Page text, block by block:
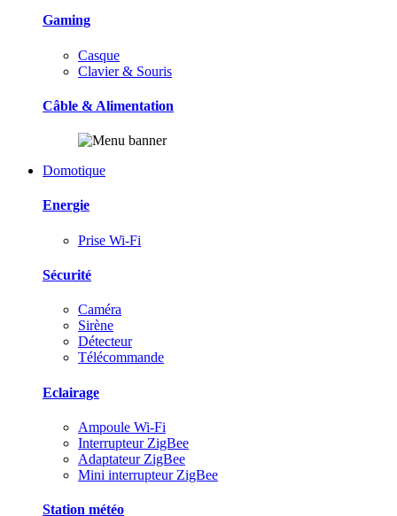
Gaming
Casque
Clavier & Souris
Câble & Alimentation
Domotique
Energie
Prise Wi-Fi
Sécurité
Caméra
Sirène
Détecteur
Télécommande
Eclairage
Ampoule Wi-Fi
Interrupteur ZigBee
Adaptateur ZigBee
Mini interrupteur ZigBee
Station météo